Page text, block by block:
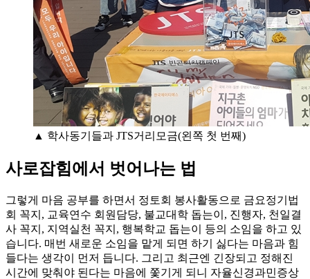
▲ 학사동기들과 JTS거리모금(왼쪽 첫 번째)
사로잡힘에서 벗어나는 법
그렇게 마음 공부를 하면서 정토회 봉사활동으로 금요정기법
회 꼭지, 교육연수 회원담당, 불교대학 돕는이, 진행자, 천일결
사 꼭지, 지역실천 꼭지, 행복학교 돕는이 등의 소임을 하고 있
습니다. 매번 새로운 소임을 맡게 되면 하기 싫다는 마음과 힘
들다는 생각이 먼저 듭니다. 그리고 최근엔 긴장되고 정해진
시간에 맞춰야 된다는 마음에 쫓기게 되니 자율신경과민증상